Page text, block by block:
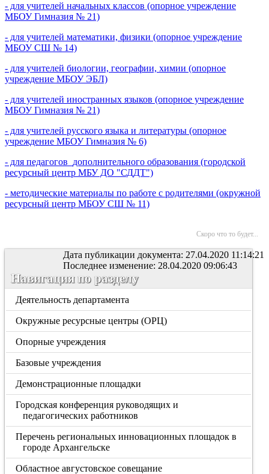
- для учителей начальных классов (опорное учреждение
МБОУ Гимназия № 21)
- для учителей математики, физики (опорное учреждение
МБОУ СШ № 14)
- для учителей биологии, географии, химии (опорное
учреждение МБОУ ЭБЛ)
- для учителей иностранных языков (опорное учреждение
МБОУ Гимназия № 21)
- для учителей русского языка и литературы (опорное
учреждение МБОУ Гимназия № 6)
- для педагогов дополнительного образования (городской
ресурсный центр МБУ ДО "СДДТ")
- методические материалы по работе с родителями (окружной
ресурсный центр МБОУ СШ № 11)
Скоро что то будет...
Дата публикации документа: 27.04.2020 11:14:21
Последнее изменение: 28.04.2020 09:06:43
Навигация по разделу
Деятельность департамента
Окружные ресурсные центры (ОРЦ)
Опорные учреждения
Базовые учреждения
Демонстрационные площадки
Городская конференция руководящих и
педагогических работников
Перечень региональных инновационных площадок в
городе Архангельске
Областное августовское совещание